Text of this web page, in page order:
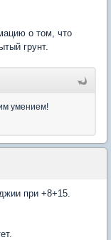
о том, что
грунт.
умением!
при +8+15.